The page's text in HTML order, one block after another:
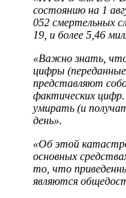
состоянию на 1
052 смертельных
19, и более 5,46
«Важно знать,
цифры (переданные
представляют
фактических
умирать (и
день».
«Об этой
основных
то, что
являются